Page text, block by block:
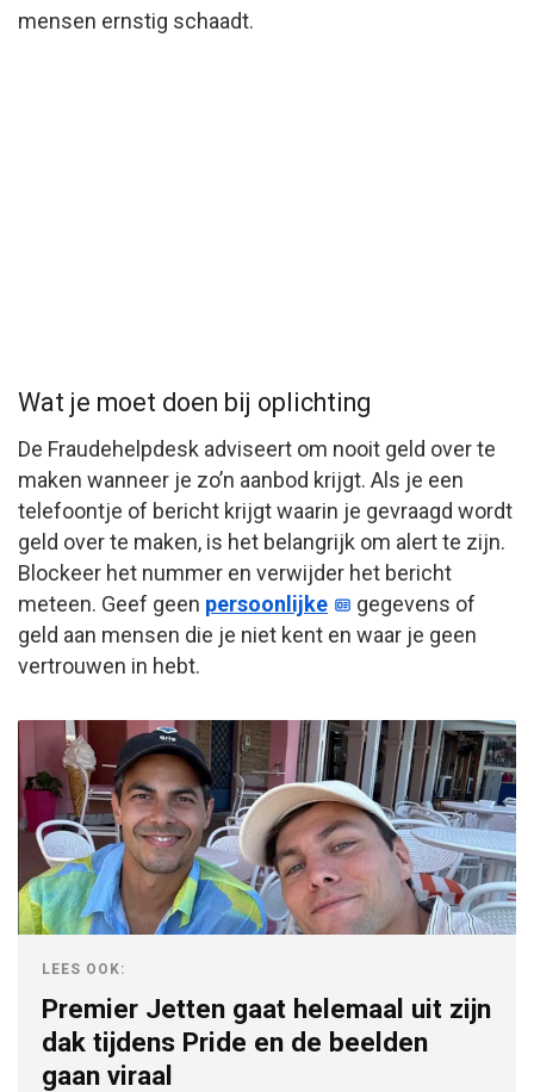
mensen ernstig schaadt.
Wat je moet doen bij oplichting
De Fraudehelpdesk adviseert om nooit geld over te
maken wanneer je zo’n aanbod krijgt. Als je een
telefoontje of bericht krijgt waarin je gevraagd wordt
geld over te maken, is het belangrijk om alert te zijn.
Blockeer het nummer en verwijder het bericht
meteen. Geef geen persoonlijke
gegevens of
geld aan mensen die je niet kent en waar je geen
vertrouwen in hebt.
LEES OOK:
Premier Jetten gaat helemaal uit zijn
dak tijdens Pride en de beelden
gaan viraal